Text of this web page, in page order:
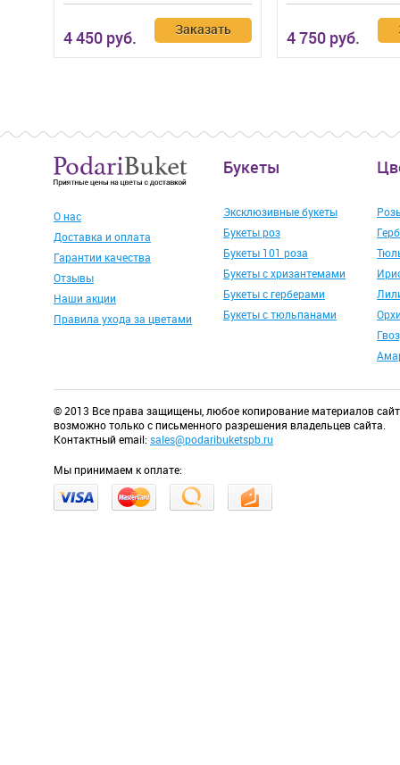
4 450 руб. Заказать 4 750 руб.
О нас
Доставка и оплата
Гарантии качества
Отзывы
Наши акции
Правила ухода за цветами
Букеты
Эксклюзивные букеты
Букеты роз
Букеты 101 роза
Букеты с хризантемами
Букеты с герберами
Букеты с тюльпанами
© 2013 Все права защищены, любое копирование материалов
возможно только с письменного разрешения владельцев сайта.
Контактный email:sales@podaribuketspb.ru
Мы принимаем к оплате: